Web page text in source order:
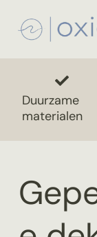
Duurzame
materialen